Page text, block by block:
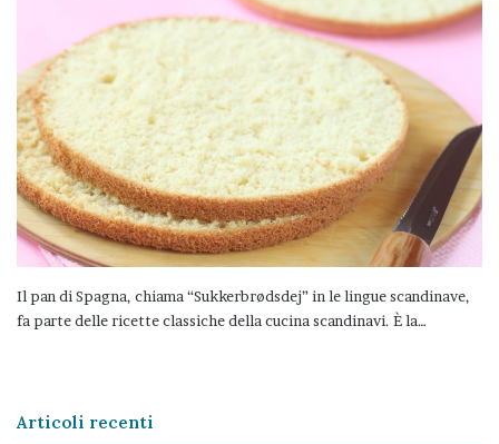
Il pan di Spagna, chiama “Sukkerbrødsdej” in le lingue scandinave,
fa parte delle ricette classiche della cucina scandinavi. È la…
Articoli recenti